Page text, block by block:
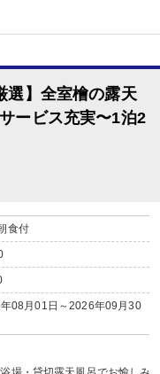
選】全室檜の露天
ービス充実〜1泊2
食付
08月01日～2026年09月30